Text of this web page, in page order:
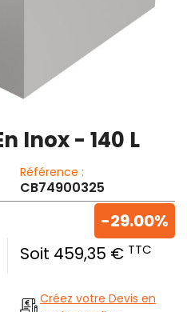
Inox - 140 L
Référence :
CB74900325
Soit 459,35 € TTC
-29.00%
Créez votre Devis en